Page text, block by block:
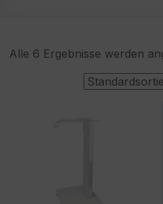
Alle 6 Ergebnisse werden